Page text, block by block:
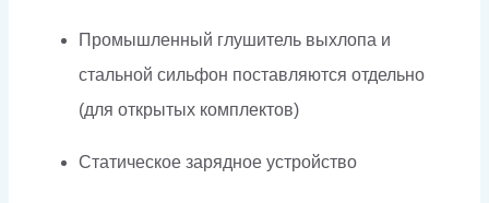
Промышленный глушитель выхлопа и
стальной сильфон поставляются отдельно
(для открытых комплектов)
Статическое зарядное устройство